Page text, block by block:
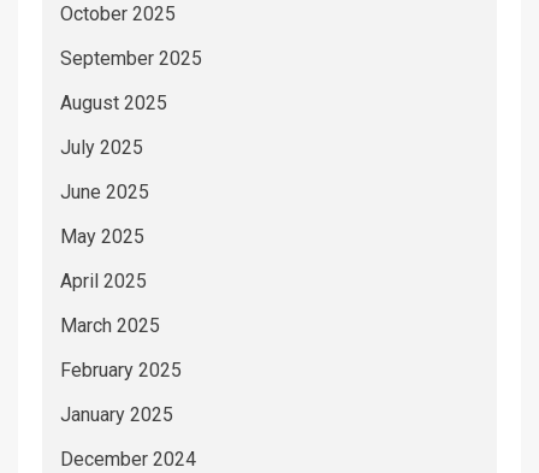
October 2025
September 2025
August 2025
July 2025
June 2025
May 2025
April 2025
March 2025
February 2025
January 2025
December 2024